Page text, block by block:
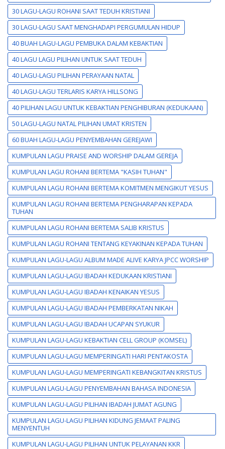
30 LAGU-LAGU ROHANI SAAT TEDUH KRISTIANI
30 LAGU-LAGU SAAT MENGHADAPI PERGUMULAN HIDUP
40 BUAH LAGU-LAGU PEMBUKA DALAM KEBAKTIAN
40 LAGU LAGU PILIHAN UNTUK SAAT TEDUH
40 LAGU-LAGU PILIHAN PERAYAAN NATAL
40 LAGU-LAGU TERLARIS KARYA HILLSONG
40 PILIHAN LAGU UNTUK KEBAKTIAN PENGHIBURAN (KEDUKAAN)
50 LAGU-LAGU NATAL PILIHAN UMAT KRISTEN
60 BUAH LAGU-LAGU PENYEMBAHAN GEREJAWI
KUMPULAN LAGU PRAISE AND WORSHIP DALAM GEREJA
KUMPULAN LAGU ROHANI BERTEMA "KASIH TUHAN"
KUMPULAN LAGU ROHANI BERTEMA KOMITMEN MENGIKUT YESUS
KUMPULAN LAGU ROHANI BERTEMA PENGHARAPAN KEPADA
TUHAN
KUMPULAN LAGU ROHANI BERTEMA SALIB KRISTUS
KUMPULAN LAGU ROHANI TENTANG KEYAKINAN KEPADA TUHAN
KUMPULAN LAGU-LAGU ALBUM MADE ALIVE KARYA JPCC WORSHIP
KUMPULAN LAGU-LAGU IBADAH KEDUKAAN KRISTIANI
KUMPULAN LAGU-LAGU IBADAH KENAIKAN YESUS
KUMPULAN LAGU-LAGU IBADAH PEMBERKATAN NIKAH
KUMPULAN LAGU-LAGU IBADAH UCAPAN SYUKUR
KUMPULAN LAGU-LAGU KEBAKTIAN CELL GROUP (KOMSEL)
KUMPULAN LAGU-LAGU MEMPERINGATI HARI PENTAKOSTA
KUMPULAN LAGU-LAGU MEMPERINGATI KEBANGKITAN KRISTUS
KUMPULAN LAGU-LAGU PENYEMBAHAN BAHASA INDONESIA
KUMPULAN LAGU-LAGU PILIHAN IBADAH JUMAT AGUNG
KUMPULAN LAGU-LAGU PILIHAN KIDUNG JEMAAT PALING
MENYENTUH
KUMPULAN LAGU-LAGU PILIHAN UNTUK PELAYANAN KKR